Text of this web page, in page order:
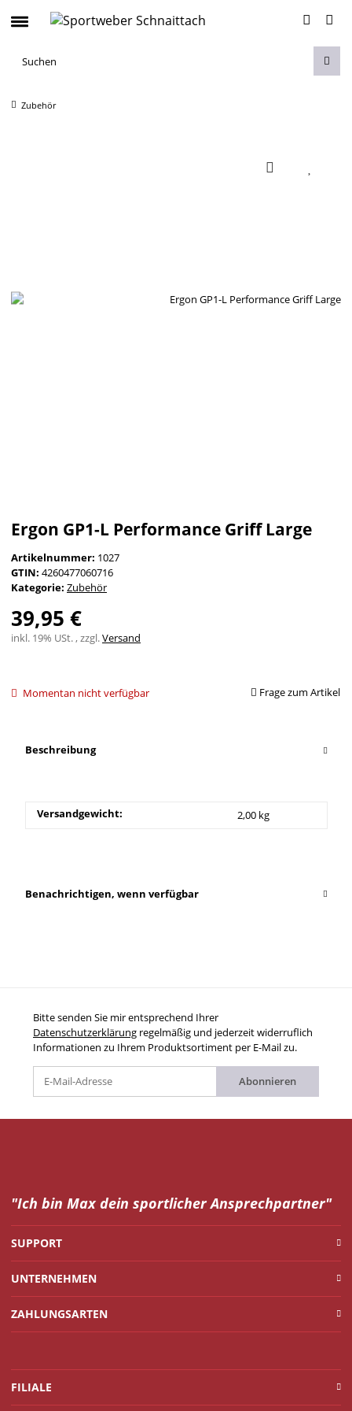
Zubehör
Ergon GP1-L Performance Griff Large
Artikelnummer: 1027
GTIN: 4260477060716
Kategorie: Zubehör
39,95 €
inkl. 19% USt. , zzgl.Versand
Momentan nicht verfügbar Frage zum Artikel
Beschreibung
Versandgewicht: 2,00 kg
Benachrichtigen, wenn verfügbar
Bitte senden Sie mir entsprechend Ihrer
Datenschutzerklärung regelmäßig und jederzeit widerruflich
Informationen zu Ihrem Produktsortiment per E-Mail zu.
Abonnieren
"Ich bin Max dein sportlicher Ansprechpartner"
SUPPORT
UNTERNEHMEN
ZAHLUNGSARTEN
FILIALE